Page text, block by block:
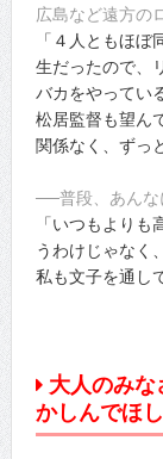
広島など遠方の
「４人ともほ
生だったので、
バカをやってい
松居監督も望ん
関係なく、ずっ
──普段、あんな
「いつもより
うわけじゃなく
私も文子を通し
大人のみ
かしんでほ